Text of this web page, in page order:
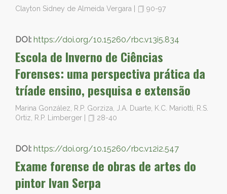
Clayton Sidney de Almeida Vergara 90-97
DOI: https://doi.org/10.15260/rbc.v13i5.834
Escola de Inverno de Ciências
Forenses: uma perspectiva prática da
tríade ensino, pesquisa e extensão
Marina González, R.P. Gorziza, J.A. Duarte, K.C. Mariotti, R.S.
Ortiz, R.P. Limberger
28-40
DOI: https://doi.org/10.15260/rbc.v12i2.547
Exame forense de obras de artes do
pintor Ivan Serpa